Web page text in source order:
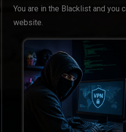
You are in the Blacklist and you
website.